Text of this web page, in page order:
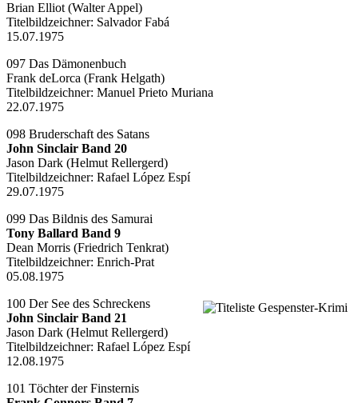
Brian Elliot (Walter Appel)
Titelbildzeichner: Salvador Fabá
15.07.1975
097 Das Dämonenbuch
Frank deLorca (Frank Helgath)
Titelbildzeichner: Manuel Prieto Muriana
22.07.1975
098 Bruderschaft des Satans
John Sinclair Band 20
Jason Dark (Helmut Rellergerd)
Titelbildzeichner: Rafael López Espí
29.07.1975
099 Das Bildnis des Samurai
Tony Ballard Band 9
Dean Morris (Friedrich Tenkrat)
Titelbildzeichner: Enrich-Prat
05.08.1975
100 Der See des Schreckens
John Sinclair Band 21
Jason Dark (Helmut Rellergerd)
Titelbildzeichner: Rafael López Espí
12.08.1975
101 Töchter der Finsternis